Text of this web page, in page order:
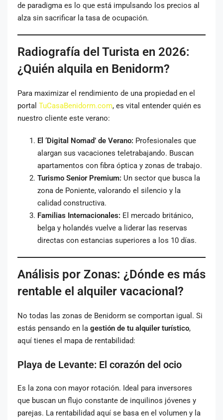
de paradigma es lo que está impulsando los precios al
alza sin sacrificar la tasa de ocupación.
Radiografía del Turista en 2026:
¿Quién alquila en Benidorm?
Para maximizar el rendimiento de una propiedad en el
portal TuCasaBenidorm.com, es vital entender quién es
nuestro cliente este verano:
El ‘Digital Nomad’ de Verano: Profesionales que
alargan sus vacaciones teletrabajando. Buscan
apartamentos con fibra óptica y zonas de trabajo.
Turismo Senior Premium: Un sector que busca la
zona de Poniente, valorando el silencio y la
calidad constructiva.
Familias Internacionales: El mercado británico,
belga y holandés vuelve a liderar las reservas
directas con estancias superiores a los 10 días.
Análisis por Zonas: ¿Dónde es más
rentable el alquiler vacacional?
No todas las zonas de Benidorm se comportan igual. Si
estás pensando en la gestión de tu alquiler turístico,
aquí tienes el mapa de rentabilidad:
Playa de Levante: El corazón del ocio
Es la zona con mayor rotación. Ideal para inversores
que buscan un flujo constante de inquilinos jóvenes y
parejas. La rentabilidad aquí se basa en el volumen y la